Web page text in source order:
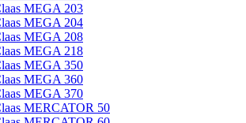
MEGA 203
MEGA 204
MEGA 208
MEGA 218
MEGA 350
MEGA 360
MEGA 370
MERCATOR 50